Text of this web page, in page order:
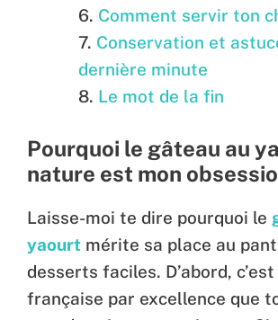
Comment servir ton
Conservation et
dernière minute
Le mot de la fin
Pourquoi le gâteau au
nature est mon
Laisse-moi te dire pourquoi le
yaourt mérite sa place au
desserts faciles. D’abord,
française par excellence que